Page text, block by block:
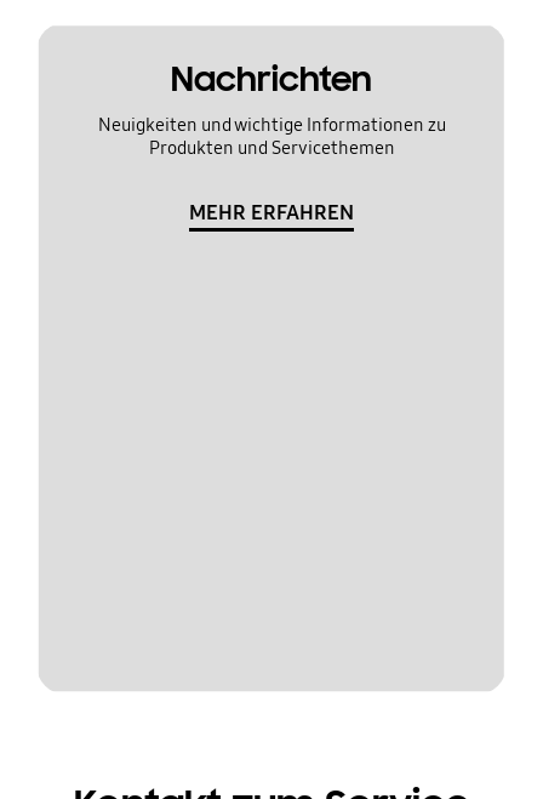
Nachrichten
Neuigkeiten und wichtige Informationen zu
Produkten und Servicethemen
MEHR ERFAHREN